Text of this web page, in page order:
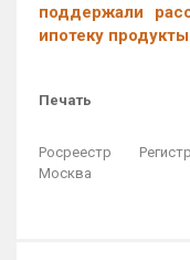
поддержали
ипотеку продукты
Печать
Росреестр
Москва